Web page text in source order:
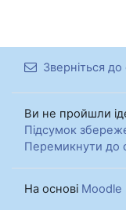
Зверніться
Ви не пройшли
Підсумок
Перемикнути до
На основі Moodle